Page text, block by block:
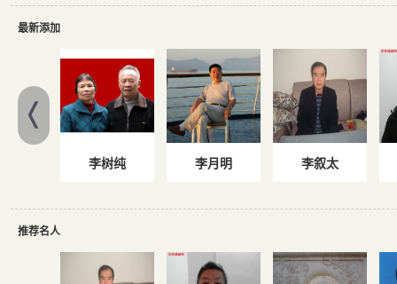
最新添加
李树纯 李月明 李叙太
推荐名人